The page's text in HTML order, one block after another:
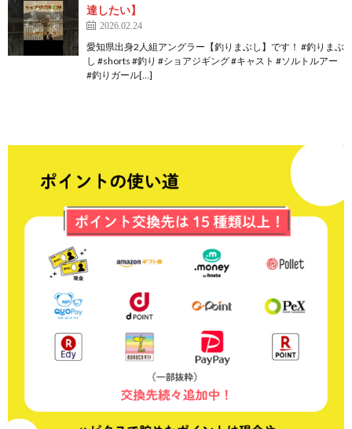
達したい】
2026.02.24
愛知県出身2人組アングラー【釣りまぶし】です！ #釣りまぶ
し #shorts #釣り #ショアジギング #キャスト #ソルトルアー
#釣りガール[…]